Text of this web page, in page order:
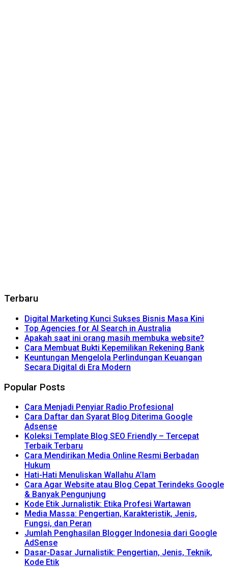
Terbaru
Digital Marketing Kunci Sukses Bisnis Masa Kini
Top Agencies for AI Search in Australia
Apakah saat ini orang masih membuka website?
Cara Membuat Bukti Kepemilikan Rekening Bank
Keuntungan Mengelola Perlindungan Keuangan
Secara Digital di Era Modern
Popular Posts
Cara Menjadi Penyiar Radio Profesional
Cara Daftar dan Syarat Blog Diterima Google
Adsense
Koleksi Template Blog SEO Friendly – Tercepat
Terbaik Terbaru
Cara Mendirikan Media Online Resmi Berbadan
Hukum
Hati-Hati Menuliskan Wallahu A’lam
Cara Agar Website atau Blog Cepat Terindeks Google
& Banyak Pengunjung
Kode Etik Jurnalistik: Etika Profesi Wartawan
Media Massa: Pengertian, Karakteristik, Jenis,
Fungsi, dan Peran
Jumlah Penghasilan Blogger Indonesia dari Google
AdSense
Dasar-Dasar Jurnalistik: Pengertian, Jenis, Teknik,
Kode Etik